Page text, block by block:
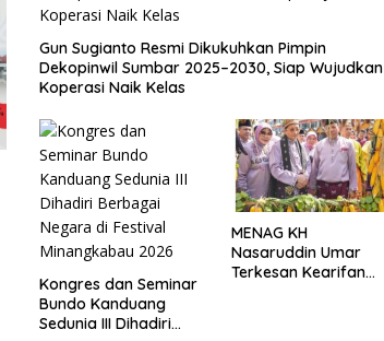
Gun Sugianto Resmi Dikukuhkan Pimpin
Dekopinwil Sumbar 2025–2030, Siap Wujudkan
Koperasi Naik Kelas
Kongres dan Seminar
Bundo Kanduang
Sedunia III Dihadiri
MENAG KH
Nasaruddin Umar
Terkesan Kearifan